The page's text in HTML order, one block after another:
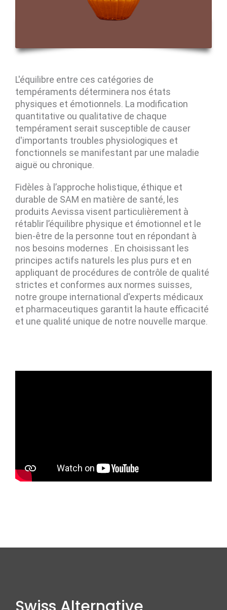
L'équilibre entre ces catégories de
tempéraments déterminera nos états
physiques et émotionnels. La modification
quantitative ou qualitative de chaque
tempérament serait susceptible de causer
d'importants troubles physiologiques et
fonctionnels se manifestant par une maladie
aiguë ou chronique.
Fidèles à l’approche holistique, éthique et
durable de SAM en matière de santé, les
produits Aevissa visent particulièrement à
rétablir l’équilibre physique et émotionnel et le
bien-être de la personne tout en répondant à
nos besoins modernes . En choisissant les
principes actifs naturels les plus purs et en
appliquant de procédures de contrôle de qualité
strictes et conformes aux normes suisses,
notre groupe international d'experts médicaux
et pharmaceutiques garantit la haute efficacité
et une qualité unique de notre nouvelle marque.